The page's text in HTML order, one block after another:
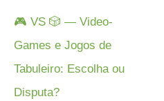
🎮 VS 🎲 — Video-
Games e Jogos de
Tabuleiro: Escolha ou
Disputa?